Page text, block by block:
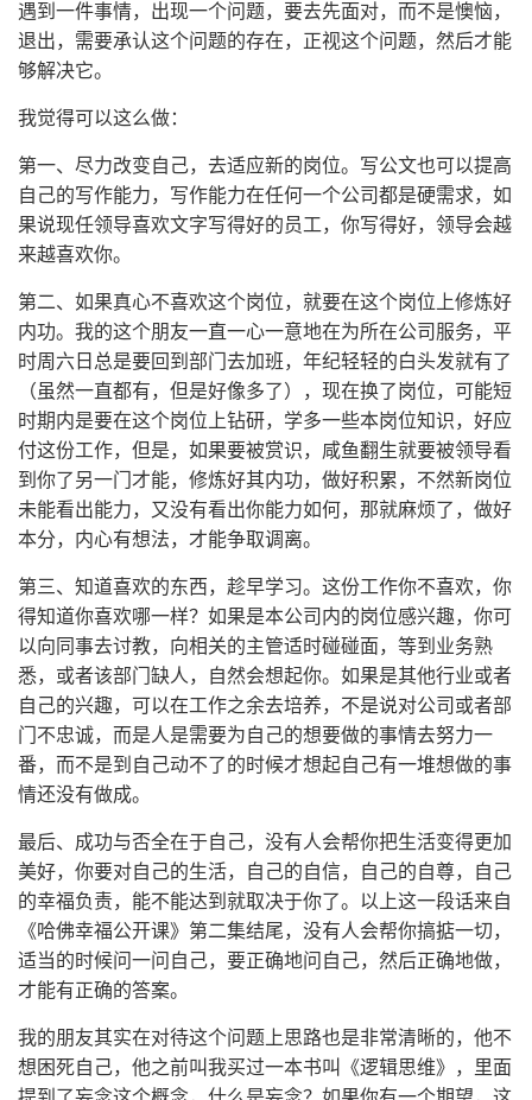
遇到一件事情，出现一个问题，要去先面对，而不是懊恼，
退出，需要承认这个问题的存在，正视这个问题，然后才能
够解决它。
我觉得可以这么做：
第一、尽力改变自己，去适应新的岗位。写公文也可以提高
自己的写作能力，写作能力在任何一个公司都是硬需求，如
果说现任领导喜欢文字写得好的员工，你写得好，领导会越
来越喜欢你。
第二、如果真心不喜欢这个岗位，就要在这个岗位上修炼好
内功。我的这个朋友一直一心一意地在为所在公司服务，平
时周六日总是要回到部门去加班，年纪轻轻的白头发就有了
（虽然一直都有，但是好像多了），现在换了岗位，可能短
时期内是要在这个岗位上钻研，学多一些本岗位知识，好应
付这份工作，但是，如果要被赏识，咸鱼翻生就要被领导看
到你了另一门才能，修炼好其内功，做好积累，不然新岗位
未能看出能力，又没有看出你能力如何，那就麻烦了，做好
本分，内心有想法，才能争取调离。
第三、知道喜欢的东西，趁早学习。这份工作你不喜欢，你
得知道你喜欢哪一样？如果是本公司内的岗位感兴趣，你可
以向同事去讨教，向相关的主管适时碰碰面，等到业务熟
悉，或者该部门缺人，自然会想起你。如果是其他行业或者
自己的兴趣，可以在工作之余去培养，不是说对公司或者部
门不忠诚，而是人是需要为自己的想要做的事情去努力一
番，而不是到自己动不了的时候才想起自己有一堆想做的事
情还没有做成。
最后、成功与否全在于自己，没有人会帮你把生活变得更加
美好，你要对自己的生活，自己的自信，自己的自尊，自己
的幸福负责，能不能达到就取决于你了。以上这一段话来自
《哈佛幸福公开课》第二集结尾，没有人会帮你搞掂一切，
适当的时候问一问自己，要正确地问自己，然后正确地做，
才能有正确的答案。
我的朋友其实在对待这个问题上思路也是非常清晰的，他不
想困死自己，他之前叫我买过一本书叫《逻辑思维》，里面